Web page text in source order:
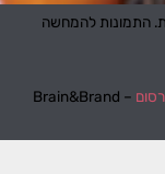
התמונות להמחשה
– Brain&Brand